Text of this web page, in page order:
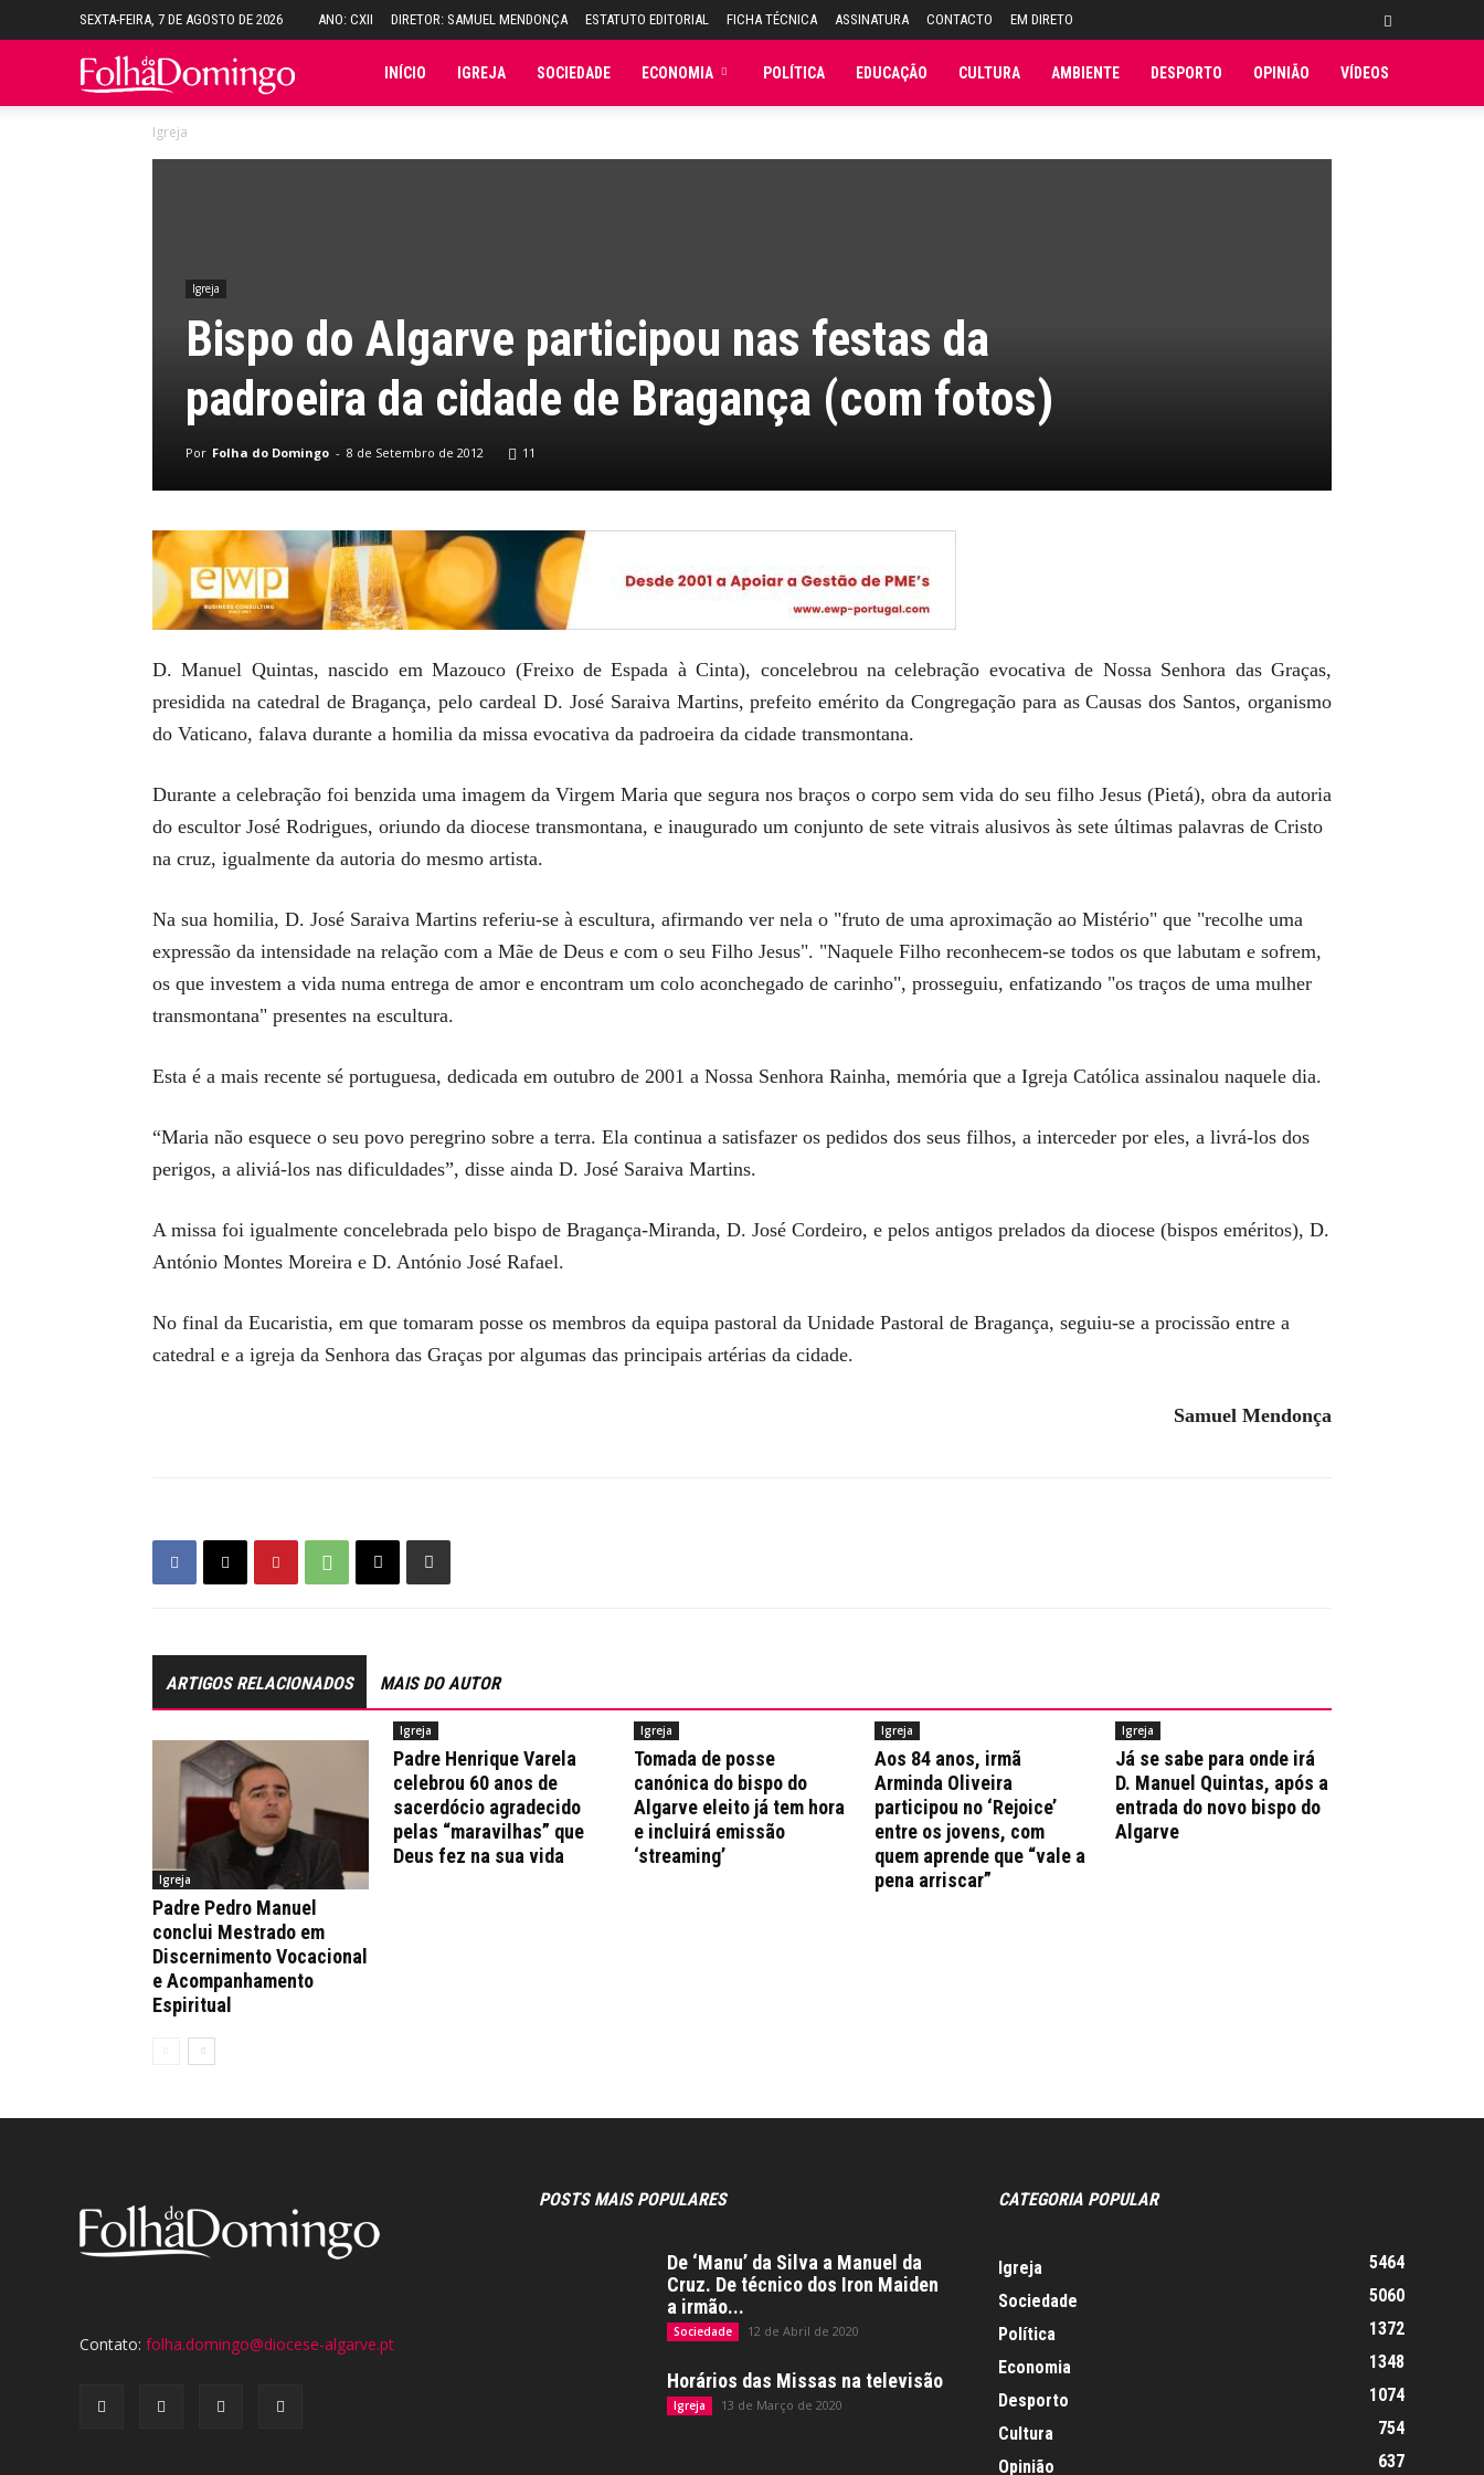
SEXTA-FEIRA, 7 DE AGOSTO DE 2026 ANO: CXII DIRETOR: SAMUEL MENDONÇA ESTATUTO EDITORIAL FICHA TÉCNICA ASSINATURA CONTACTO EM DIRETO
Folha INÍCIO IGREJA SOCIEDADE ECONOMIA POLÍTICA EDUCAÇÃO CULTURA AMBIENTE DESPORTO OPINIÃO VÍDEOS
Igreja
Igreja
Bispo do Algarve participou nas festas da
padroeira da cidade de Bragança (com fotos)
Por Folha do Domingo - 8 de Setembro de 2012 11
D. Manuel Quintas, nascido em Mazouco (Freixo de Espada à Cinta), concelebrou na celebração evocativa de Nossa Senhora das Graças,
presidida na catedral de Bragança, pelo cardeal D. José Saraiva Martins, prefeito emérito da Congregação para as Causas dos Santos, organismo
do Vaticano, falava durante a homilia da missa evocativa da padroeira da cidade transmontana.
Durante a celebração foi benzida uma imagem da Virgem Maria que segura nos braços o corpo sem vida do seu filho Jesus (Pietá), obra da autoria
do escultor José Rodrigues, oriundo da diocese transmontana, e inaugurado um conjunto de sete vitrais alusivos às sete últimas palavras de Cristo
na cruz, igualmente da autoria do mesmo artista.
Na sua homilia, D. José Saraiva Martins referiu-se à escultura, afirmando ver nela o "fruto de uma aproximação ao Mistério" que "recolhe uma
expressão da intensidade na relação com a Mãe de Deus e com o seu Filho Jesus". "Naquele Filho reconhecem-se todos os que labutam e sofrem,
os que investem a vida numa entrega de amor e encontram um colo aconchegado de carinho", prosseguiu, enfatizando "os traços de uma mulher
transmontana" presentes na escultura.
Esta é a mais recente sé portuguesa, dedicada em outubro de 2001 a Nossa Senhora Rainha, memória que a Igreja Católica assinalou naquele dia.
“Maria não esquece o seu povo peregrino sobre a terra. Ela continua a satisfazer os pedidos dos seus filhos, a interceder por eles, a livrá-los dos
perigos, a aliviá-los nas dificuldades”, disse ainda D. José Saraiva Martins.
A missa foi igualmente concelebrada pelo bispo de Bragança-Miranda, D. José Cordeiro, e pelos antigos prelados da diocese (bispos eméritos), D.
António Montes Moreira e D. António José Rafael.
No final da Eucaristia, em que tomaram posse os membros da equipa pastoral da Unidade Pastoral de Bragança, seguiu-se a procissão entre a
catedral e a igreja da Senhora das Graças por algumas das principais artérias da cidade.
Samuel Mendonça
ARTIGOS RELACIONADOS MAIS DO AUTOR
Igreja
Padre Pedro Manuel
conclui Mestrado em
Discernimento Vocacional
e Acompanhamento
Espiritual
Igreja
Padre Henrique Varela
celebrou 60 anos de
sacerdócio agradecido
pelas “maravilhas” que
Deus fez na sua vida
Igreja
Tomada de posse
canónica do bispo do
Algarve eleito já tem hora
e incluirá emissão
‘streaming’
Igreja
Aos 84 anos, irmã
Arminda Oliveira
participou no ‘Rejoice’
entre os jovens, com
quem aprende que “vale a
pena arriscar”
Igreja
Já se sabe para onde irá
D. Manuel Quintas, após a
entrada do novo bispo do
Algarve
Contato: folha.domingo@diocese-algarve.pt
POSTS MAIS POPULARES
De ‘Manu’ da Silva a Manuel da
Cruz. De técnico dos Iron Maiden
a irmão...
Sociedade 12 de Abril de 2020
Horários das Missas na televisão
Igreja 13 de Março de 2020
CATEGORIA POPULAR
Igreja
5464
Sociedade
5060
Política
1372
Economia
1348
Desporto
1074
Cultura
754
Opinião
637